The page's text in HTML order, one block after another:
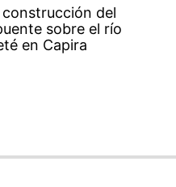
construcción del
sobre el río
en Capira